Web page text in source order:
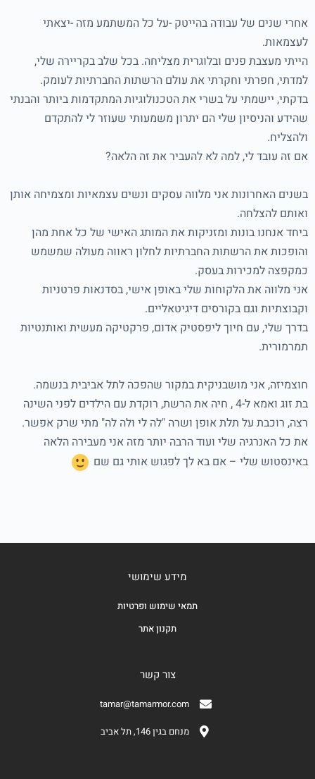
אחרי שנים של עבודה בהייטק -על כל המשתמע מזה -יצאתי
לעצמאות.
הייתי מעצבת פנים ובלוגרית מצליחה. בכל שלב בקריירה שלי,
למדתי, חפרתי וחקרתי את עולם הרשתות החברתיות לעומק.
בדקתי, יישמתי על בשרי את הטכנולוגיות המתקדמות ביותר והבנתי
שהידע והניסיון שלי הם יתרון משמעותי שעוזר לי להתקדם
ולהצליח.
אם זה עובד לי, למה לא להעביר את זה הלאה?
בשנים האחרונות אני מלווה עסקים ונשים עצמאיות ומצמיחה אותן
ואותם להצלחה.
ביחד אנחנו בונות ומזניקות את המותג האישי של כל אחת מהן
והופכות את הרשתות החברתיות לחלון ראווה מעולה שמשמש
כמקפצה למכירות בעסק.
אני מלווה את הלקוחות שלי באופן אישי, בסדנאות פרטניות
וקבוצתיות וגם בקורסים דיגיטאליים.
בדרך שלי, עם חיוך ליפסטיק אדום, פרקטיקה מעשית ואותנטיות
תמרמורית.
חוצמיזה, אני מושבניקית במקור שהפכה לתל אביבית בנשמה.
בת זוג ואמא ל-4 , חיה את הרשת, רוקדת עם הילדים לפני השינה
רצה, רוכבת על תלת אופן ושרה "לה לי ולה לה" מתי שרק אפשר.
את כל האנרגיה שלי ועוד הרבה יותר מזה אני מעבירה הלאה
באינסטוש שלי – אם בא לך לפגוש אותי גם שם
מידע שימושי
תמאי שימוש ופרטיות
תקנון אתר
צור קשר
tamar@tamarmor.com
מנחם בגין 146, תל אביב